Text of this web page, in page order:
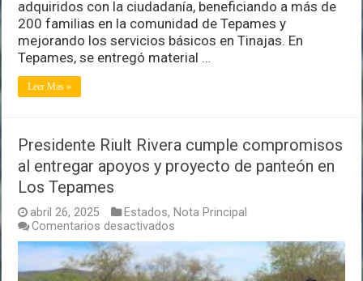
adquiridos con la ciudadanía, beneficiando a más de
200 familias en la comunidad de Tepames y
mejorando los servicios básicos en Tinajas. En
Tepames, se entregó material …
Leer Mas »
Presidente Riult Rivera cumple compromisos
al entregar apoyos y proyecto de panteón en
Los Tepames
abril 26, 2025 Estados, Nota Principal
Comentarios desactivados
Presidente
Riult
Rivera